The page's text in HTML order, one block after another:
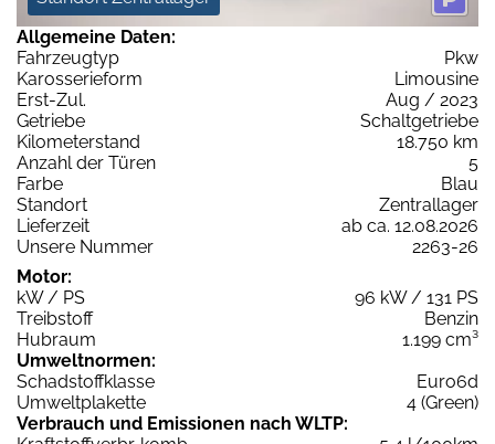
Allgemeine Daten:
Fahrzeugtyp
Pkw
Karosserieform
Limousine
Erst-Zul.
Aug / 2023
Getriebe
Schaltgetriebe
Kilometerstand
18.750 km
Anzahl der Türen
5
Farbe
Blau
Standort
Zentrallager
Lieferzeit
ab ca. 12.08.2026
Unsere Nummer
2263-26
Motor:
kW / PS
96 kW / 131 PS
Treibstoff
Benzin
Hubraum
1.199 cm³
Umweltnormen:
Schadstoffklasse
Euro6d
Umweltplakette
4 (Green)
Verbrauch und Emissionen nach WLTP: